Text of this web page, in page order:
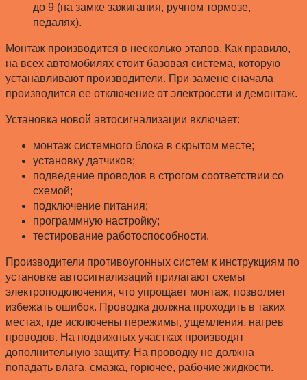
до 9 (на замке зажигания, ручном тормозе,
педалях).
Монтаж производится в несколько этапов. Как правило,
на всех автомобилях стоит базовая система, которую
устанавливают производители. При замене сначала
производится ее отключение от электросети и демонтаж.
Установка новой автосигнализации включает:
монтаж системного блока в скрытом месте;
установку датчиков;
подведение проводов в строгом соответствии со
схемой;
подключение питания;
программную настройку;
тестирование работоспособности.
Производители противоугонных систем к инструкциям по
установке автосигнализаций прилагают схемы
электроподключения, что упрощает монтаж, позволяет
избежать ошибок. Проводка должна проходить в таких
местах, где исключены пережимы, ущемления, нагрев
проводов. На подвижных участках производят
дополнительную защиту. На проводку не должна
попадать влага, смазка, горючее, рабочие жидкости.